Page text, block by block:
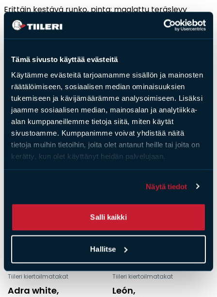
Tämä sivusto käyttää evästeitä
Käytämme evästeitä tarjoamamme sisällön ja mainosten
räätälöimiseen, sosiaalisen median ominaisuuksien
tukemiseen ja kävijämäärämme analysoimiseen. Lisäksi
jaamme sosiaalisen median, mainosalan ja analytiikka-
alan kumppaneillemme tietoja siitä, miten käytät
sivustoamme. Kumppanimme voivat yhdistää näitä
tietoja muihin tietoihin, joita olet antanut heille tai joita on
kerätty, kun olet käyttänyt heidän palvelujaan.
Näytä tiedot
Salli kaikki
Hallitse
Erittäin kestävä runko, pinta: maalattu teräslevy
emalipäällysteellä: Unissa lämpömittari, uunipelti ja
ritilä. Keittotaso hiekkapuhallettu ja mustaksi maalattu
Saat­tai­sit ol­la kiin­nos­tu­nut
myös näis­tä
Uutuus!
Tiileri kiertoilmatakat
Adra white,
Tiileri kiertoilmatakat
León,